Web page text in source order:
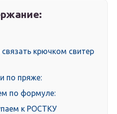
крючком свитер
по пряже:
по формуле:
к РОСТКУ